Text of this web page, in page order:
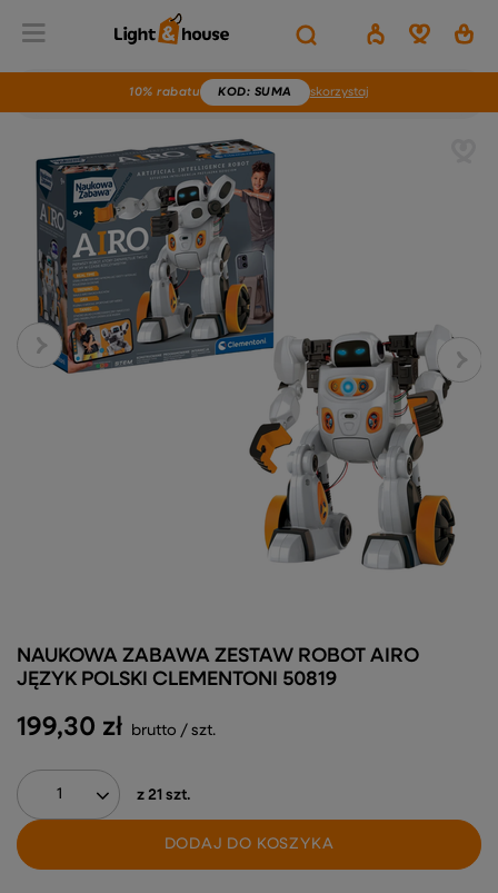
10% rabatu KOD: SUMA skorzystaj
199,30 zł brutto / szt.
z 21 szt.
DODAJ DO KOSZYKA
NAUKOWA ZABAWA ZESTAW ROBOT AIRO
JĘZYK POLSKI CLEMENTONI 50819